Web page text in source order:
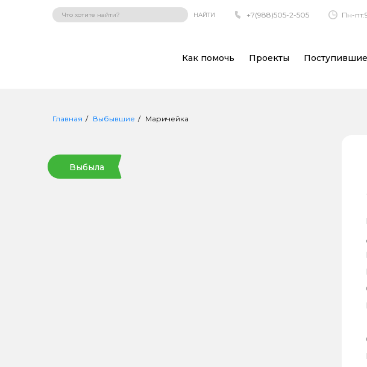
НАЙТИ +7(988)505-2-505 Пн-
Как помочь Проекты Поступившие
Главная Выбывшие Маричейка
Выбыла